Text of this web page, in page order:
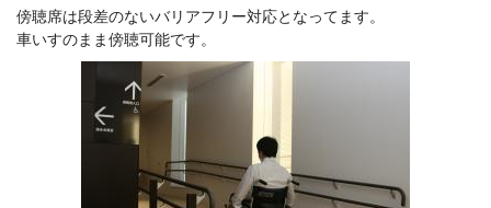
傍聴席は段差のないバリアフリー対応となってます。
車いすのまま傍聴可能です。